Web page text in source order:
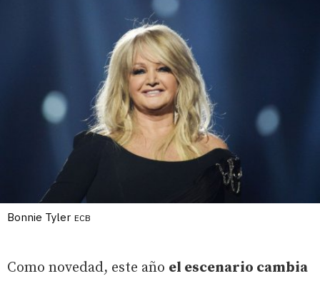
Bonnie Tyler ECB
Como novedad, este año el escenario cambia